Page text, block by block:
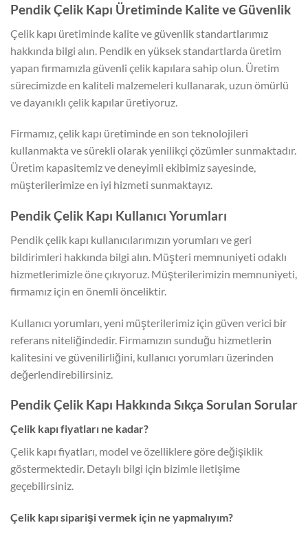
Pendik Çelik Kapı Üretiminde Kalite ve Güvenlik
Çelik kapı üretiminde kalite ve güvenlik standartlarımız
hakkında bilgi alın. Pendik en yüksek standartlarda üretim
yapan firmamızla güvenli çelik kapılara sahip olun. Üretim
sürecimizde en kaliteli malzemeleri kullanarak, uzun ömürlü
ve dayanıklı çelik kapılar üretiyoruz.
Firmamız, çelik kapı üretiminde en son teknolojileri
kullanmakta ve sürekli olarak yenilikçi çözümler sunmaktadır.
Üretim kapasitemiz ve deneyimli ekibimiz sayesinde,
müşterilerimize en iyi hizmeti sunmaktayız.
Pendik Çelik Kapı Kullanıcı Yorumları
Pendik çelik kapı kullanıcılarımızın yorumları ve geri
bildirimleri hakkında bilgi alın. Müşteri memnuniyeti odaklı
hizmetlerimizle öne çıkıyoruz. Müşterilerimizin memnuniyeti,
firmamız için en önemli önceliktir.
Kullanıcı yorumları, yeni müşterilerimiz için güven verici bir
referans niteliğindedir. Firmamızın sunduğu hizmetlerin
kalitesini ve güvenilirliğini, kullanıcı yorumları üzerinden
değerlendirebilirsiniz.
Pendik Çelik Kapı Hakkında Sıkça Sorulan Sorular
Çelik kapı fiyatları ne kadar?
Çelik kapı fiyatları, model ve özelliklere göre değişiklik
göstermektedir. Detaylı bilgi için bizimle iletişime
geçebilirsiniz.
Çelik kapı siparişi vermek için ne yapmalıyım?